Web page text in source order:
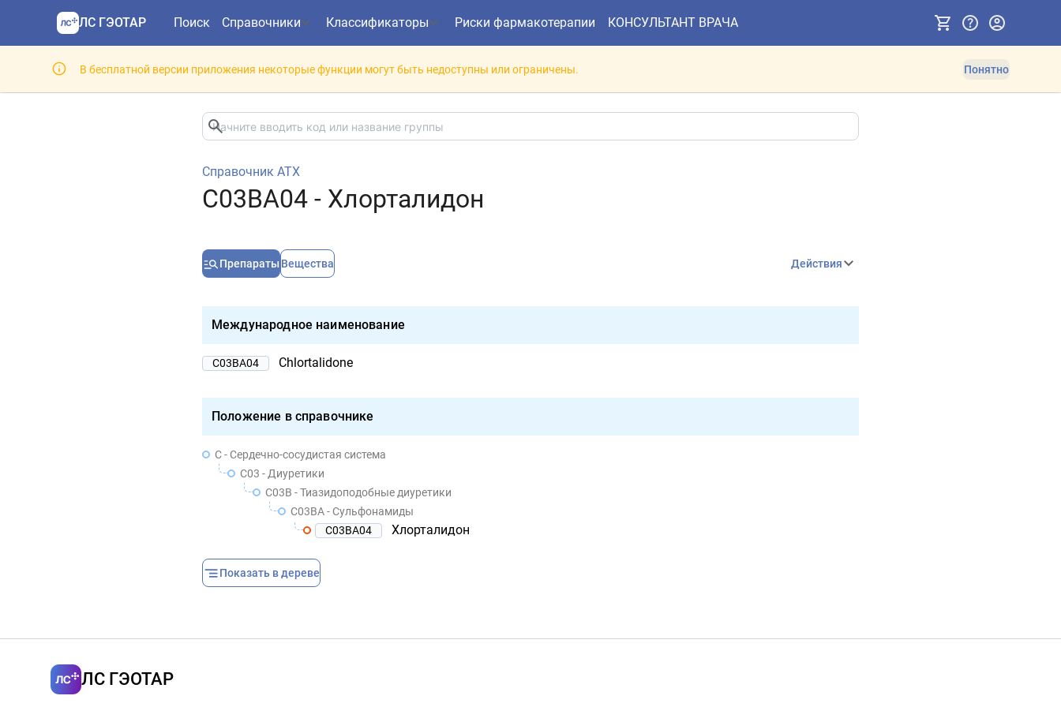
ЛС ГЭОТАР Поиск Справочники Классификаторы Риски фармакотерапии КОНСУЛЬТАНТ ВРАЧА
В бесплатной версии приложения некоторые функции могут быть недоступны или ограничены. Понятно
Справочник АТХ
C03BA04 - Хлорталидон
Препараты Вещества Действия
Международное наименование
C03BA04 Chlortalidone
Положение в справочнике
C - Сердечно-сосудистая система
C03 - Диуретики
C03B - Тиазидоподобные диуретики
C03BA - Сульфонамиды
C03BA04
Хлорталидон
Показать в дереве
ЛС ГЭОТАР